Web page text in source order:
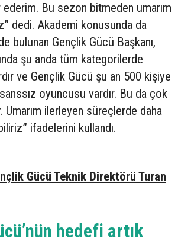
Bu sezon bitmeden umarım
dedi. Akademi konusunda da
bulunan Gençlik Gücü Başkanı,
şu anda tüm kategorilerde
ve Gençlik Gücü şu an 500 kişiye
oyuncusu vardır. Bu da çok
Umarım ilerleyen süreçlerde daha
ifadelerini kullandı.
Gücü Teknik Direktörü Turan
hedefi artık